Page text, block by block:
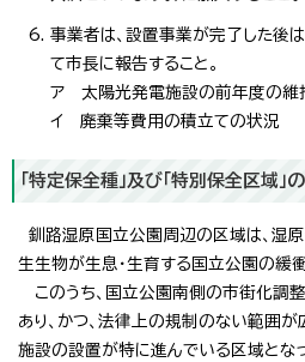
事業者は、設置事業が完了した後
て市長に報告すること。
ア 太陽光発電施設の前年度の維
イ 廃棄等費用の積立ての状況
「特定保全種」及び「特別保全区域」
釧路湿原国立公園周辺の区域は、湿
生生物が生息・生育する国立公園の緩
このうち、国立公園南側の市街化調
あり、かつ、法律上の規制のない範囲
施設の設置が特に進んでいる区域とな